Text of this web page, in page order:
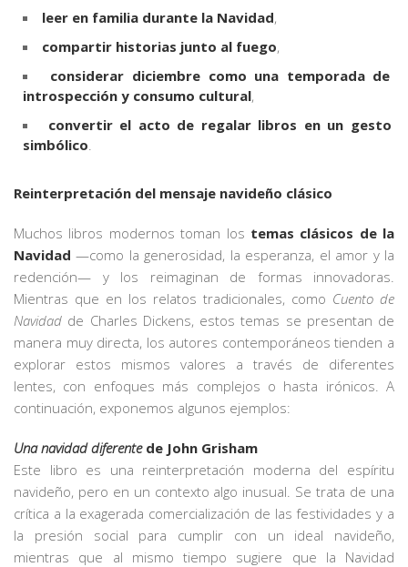
leer en familia durante la Navidad,
compartir historias junto al fuego,
considerar diciembre como una temporada de
introspección y consumo cultural,
convertir el acto de regalar libros en un gesto
simbólico.
Reinterpretación del mensaje navideño clásico
Muchos libros modernos toman los temas clásicos de la
Navidad —como la generosidad, la esperanza, el amor y la
redención— y los reimaginan de formas innovadoras.
Mientras que en los relatos tradicionales, como Cuento de
Navidad de Charles Dickens, estos temas se presentan de
manera muy directa, los autores contemporáneos tienden a
explorar estos mismos valores a través de diferentes
lentes, con enfoques más complejos o hasta irónicos. A
continuación, exponemos algunos ejemplos:
Una navidad diferente de John Grisham
Este libro es una reinterpretación moderna del espíritu
navideño, pero en un contexto algo inusual. Se trata de una
crítica a la exagerada comercialización de las festividades y a
la presión social para cumplir con un ideal navideño,
mientras que al mismo tiempo sugiere que la Navidad